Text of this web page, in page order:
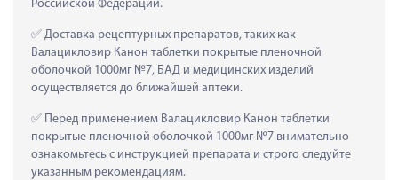
Российской Федерации.
Доставка рецептурных препаратов, таких как
Валацикловир Канон таблетки покрытые пленочной
оболочкой 1000мг №7, БАД и медицинских изделий
осуществляется до ближайшей аптеки.
Перед применением Валацикловир Канон таблетки
покрытые пленочной оболочкой 1000мг №7 внимательно
ознакомьтесь с инструкцией препарата и строго следуйте
указанным рекомендациям.